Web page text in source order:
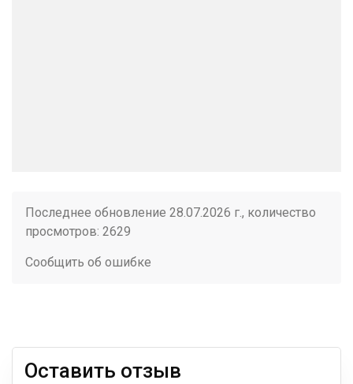
Последнее обновление 28.07.2026 г., количество
просмотров: 2629
Сообщить об ошибке
Оставить отзыв